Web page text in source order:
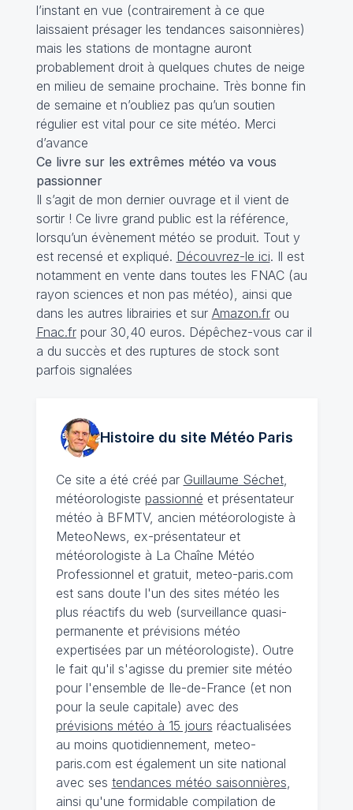
l’instant en vue (contrairement à ce que
laissaient présager les tendances saisonnières)
mais les stations de montagne auront
probablement droit à quelques chutes de neige
en milieu de semaine prochaine. Très bonne fin
de semaine et n’oubliez pas qu’un soutien
régulier est vital pour ce site météo. Merci
d’avance
Ce livre sur les extrêmes météo va vous
passionner
Il s’agit de mon dernier ouvrage et il vient de
sortir ! Ce livre grand public est la référence,
lorsqu’un évènement météo se produit. Tout y
est recensé et expliqué. Découvrez-le ici. Il est
notamment en vente dans toutes les FNAC (au
rayon sciences et non pas météo), ainsi que
dans les autres librairies et sur Amazon.frou
Fnac.frpour 30,40 euros. Dépêchez-vous car il
a du succès et des ruptures de stock sont
parfois signalées
Histoire du site MétéoParis
Ce site a été créé par Guillaume Séchet,
météorologiste passionné et présentateur
météo à BFMTV, ancien météorologiste à
MeteoNews, ex-présentateur et
météorologiste à La Chaîne Météo
Professionnel et gratuit, meteo-paris.com
est sans doute l'un des sites météo les
plus réactifs du web (surveillance quasi-
permanente et prévisions météo
expertisées par un météorologiste). Outre
le fait qu'il s'agisse du premier site météo
pour l'ensemble de Ile-de-France (et non
pour la seule capitale) avec des
prévisions météo à 15 jours réactualisées
au moins quotidiennement, meteo-
paris.com est également un site national
avec ses tendances météo saisonnières,
ainsi qu'une formidable compilation de